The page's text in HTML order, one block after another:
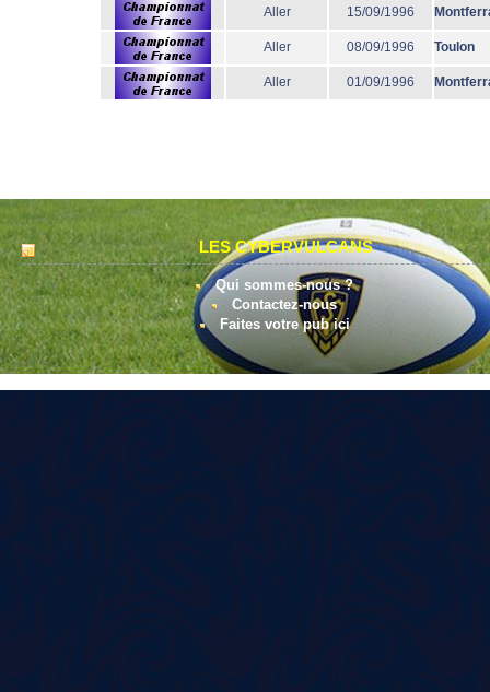
Aller 15/09/1996
Aller 08/09/1996 Toulon
Aller 01/09/1996
LES CYBERVULCANS
Qui sommes-nous ?
Contactez-nous
Faites votre pub ici